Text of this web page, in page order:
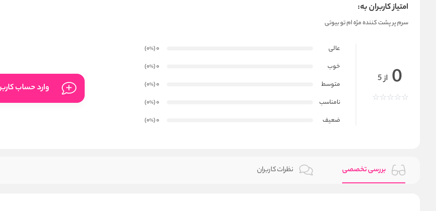
امتیاز کاربران به:
سرم پر پشت کننده مژه ام تو بیوتی
0 از 5
عالی 0
(0
%
)
خوب
0
(0
%
)
متوسط
0
(0
%
)
نامناسب
0
(0
%
)
ضعیف
0
(0
%
)
وارد حساب
بررسی تخصصی نظرات کاربران